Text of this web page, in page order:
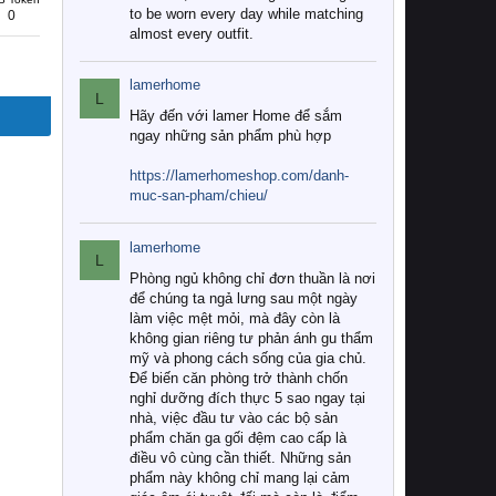
0
to be worn every day while matching
almost every outfit.
L
lamerhome
Hãy đến với lamer Home để sắm
ngay những sản phẩm phù hợp
https://lamerhomeshop.com/danh-
muc-san-pham/chieu/
L
lamerhome
Phòng ngủ không chỉ đơn thuần là nơi
để chúng ta ngả lưng sau một ngày
làm việc mệt mỏi, mà đây còn là
không gian riêng tư phản ánh gu thẩm
mỹ và phong cách sống của gia chủ.
Để biến căn phòng trở thành chốn
nghỉ dưỡng đích thực 5 sao ngay tại
nhà, việc đầu tư vào các bộ sản
phẩm chăn ga gối đệm cao cấp là
điều vô cùng cần thiết. Những sản
phẩm này không chỉ mang lại cảm